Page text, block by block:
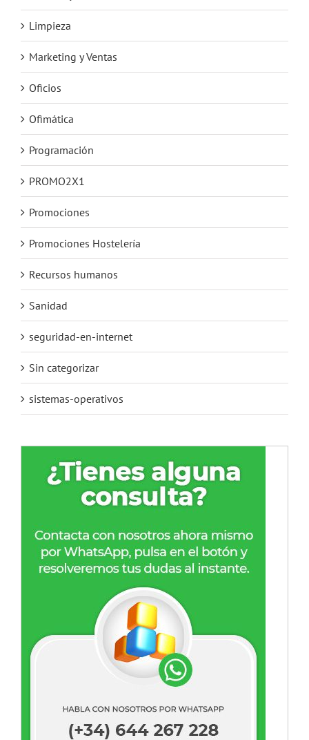
Limpieza
Marketing y Ventas
Oficios
Ofimática
Programación
PROMO2X1
Promociones
Promociones Hostelería
Recursos humanos
Sanidad
seguridad-en-internet
Sin categorizar
sistemas-operativos